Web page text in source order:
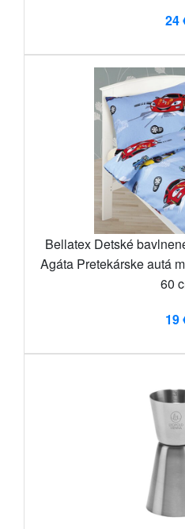
24
Bellatex Detské
Agáta Pretekárske autá
60
19